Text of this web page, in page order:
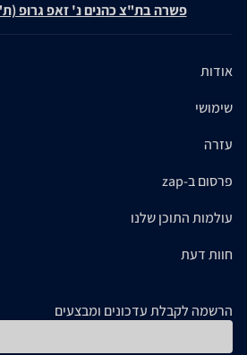
פשרה בת"צ כהנים נ' זאפ גרופ (ת"צ 60371-
אודות
שימושי
עזרה
פרסום ב-zap
עולמות התוכן שלנו
חוות דעת
הרשמה לקבלת עדכונים ומבצעים